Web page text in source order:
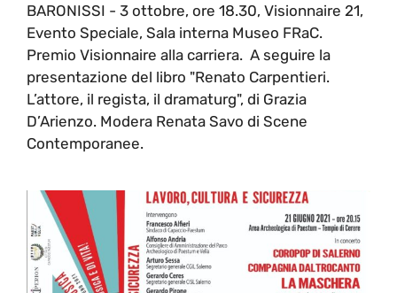
BARONISSI - 3 ottobre, ore 18.30, Visionnaire 21,
Evento Speciale, Sala interna Museo FRaC.
Premio Visionnaire alla carriera. A seguire la
presentazione del libro "Renato Carpentieri.
L’attore, il regista, il dramaturg", di Grazia
D’Arienzo. Modera Renata Savo di Scene
Contemporanee.